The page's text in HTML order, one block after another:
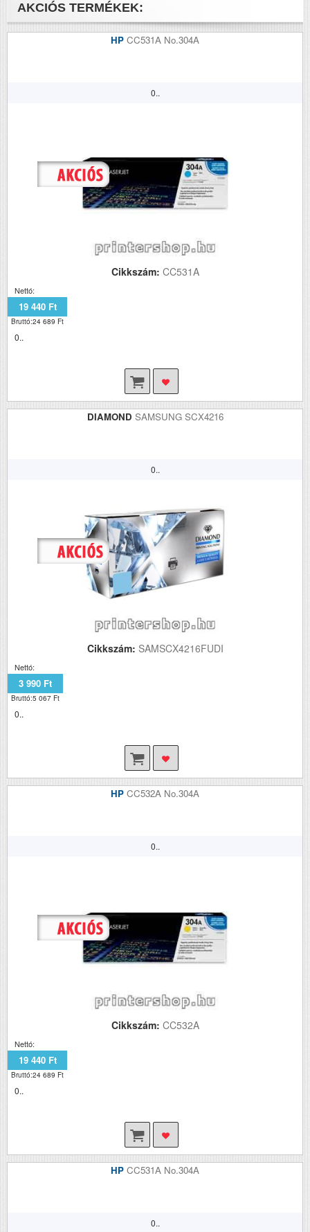
AKCIÓS TERMÉKEK:
HP CC531A No.304A
0..
Cikkszám: CC531A
Nettó:
19 440 Ft
Bruttó:24 689 Ft
0..
DIAMOND SAMSUNG SCX4216
0..
Cikkszám: SAMSCX4216FUDI
Nettó:
3 990 Ft
Bruttó:5 067 Ft
0..
HP CC532A No.304A
0..
Cikkszám: CC532A
Nettó:
19 440 Ft
Bruttó:24 689 Ft
0..
HP CC531A No.304A
0..